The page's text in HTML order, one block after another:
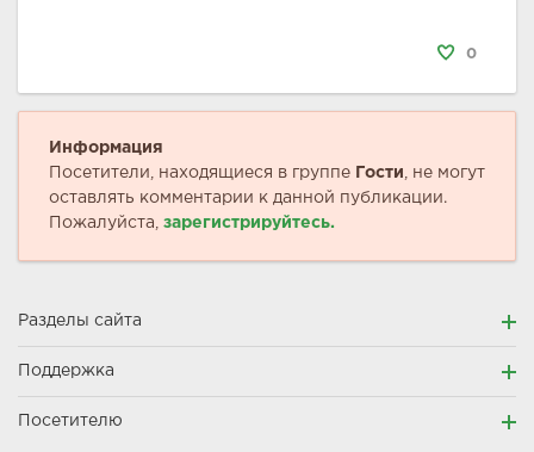
0
Информация
Посетители, находящиеся в группе Гости , не могут
оставлять комментарии к данной публикации.
Пожалуйста, зарегистрируйтесь.
Разделы сайта
Поддержка
Посетителю